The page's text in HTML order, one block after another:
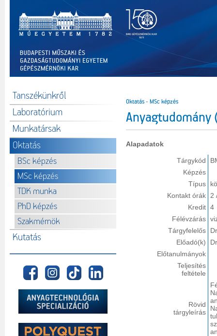
Tanszékünkről
Laboratórium
Munkatársak
Oktatás
BSc képzés
MSc képzés
TDK munka
PhD képzés
Szakmérnök
Kutatás
Oktatás - MSc képzés
Anyagtudomány
Alapadatok
Tárgykód
Képzés
Típus
Kontakt órák
2
Kredit 4
Félévzárás
Tárgyfelelős
Előadó(k)
Előtanulmányok
Teljesítés
feltétele
Rövid
tárgyleírás